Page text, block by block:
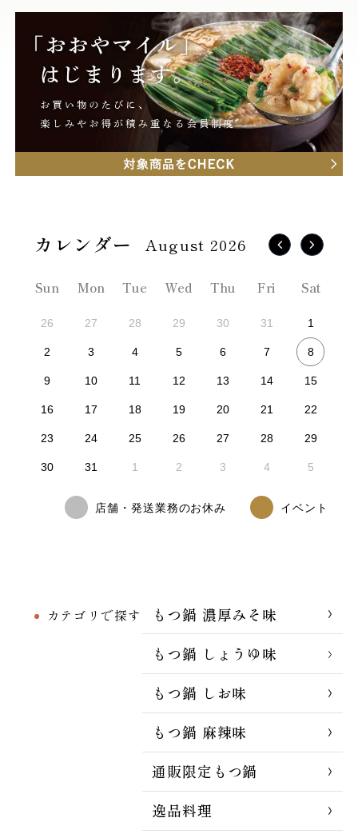
カテゴリで探す
もつ鍋 濃厚みそ味
もつ鍋 しょうゆ味
もつ鍋 しお味
もつ鍋 麻辣味
通販限定もつ鍋
逸品料理
August 2026
Sun Mon Tue Wed Thu Fri Sat
26 27 28 29 30 31 1
2 3 4 5 6 7 8
9 10 11 12 13 14 15
16 17 18 19 20 21 22
23 24 25 26 27 28 29
30 31 1 2 3 4 5
店舗・発送業務のお休み イベント